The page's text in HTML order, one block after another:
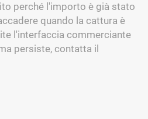
perché l'importo è già stato
quando la cattura è
l'interfaccia commerciante
persiste, contatta il